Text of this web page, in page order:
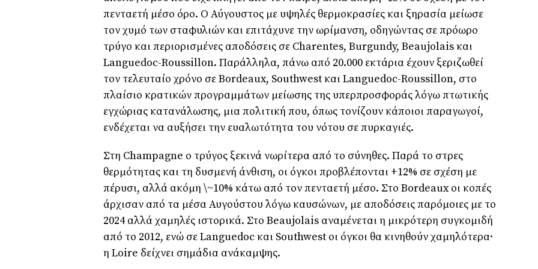
πενταετή μέσο όρο. Ο Αύγουστος με υψηλές θερμοκρασίες και ξηρασία μείωσε
τον χυμό των σταφυλιών και επιτάχυνε την ωρίμανση, οδηγώντας σε πρόωρο
τρύγο και περιορισμένες αποδόσεις σε Charentes, Burgundy, Beaujolais και
Languedoc-Roussillon. Παράλληλα, πάνω από 20.000 εκτάρια έχουν ξεριζωθεί
τον τελευταίο χρόνο σε Bordeaux, Southwest και Languedoc-Roussillon, στο
πλαίσιο κρατικών προγραμμάτων μείωσης της υπερπροσφοράς λόγω πτωτικής
εγχώριας κατανάλωσης, μια πολιτική που, όπως τονίζουν κάποιοι παραγωγοί,
ενδέχεται να αυξήσει την ευαλωτότητα του νότου σε πυρκαγιές.
Στη Champagne ο τρύγος ξεκινά νωρίτερα από το σύνηθες. Παρά το στρες
θερμότητας και τη δυσμενή άνθιση, οι όγκοι προβλέπονται +12% σε σχέση με
πέρυσι, αλλά ακόμη \~10% κάτω από τον πενταετή μέσο. Στο Bordeaux οι κοπές
άρχισαν από τα μέσα Αυγούστου λόγω καυσώνων, με αποδόσεις παρόμοιες με το
2024 αλλά χαμηλές ιστορικά. Στο Beaujolais αναμένεται η μικρότερη συγκομιδή
από το 2012, ενώ σε Languedoc και Southwest οι όγκοι θα κινηθούν χαμηλότερα·
η Loire δείχνει σημάδια ανάκαμψης.